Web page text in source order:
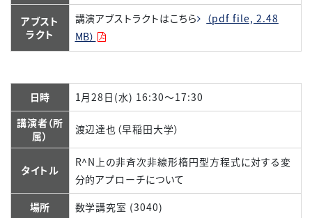
アブスト
ラクト
講演アブストラクトはこちら
（pdf file, 2.48
MB）
日時
1月28日(水) 16:30～17:30
講演者（所
属）
渡辺達也（早稲田大学）
タイトル
R^N上の非斉次非線形楕円型方程式に対する変
分的アプローチについて
場所
数学講究室 (3040)